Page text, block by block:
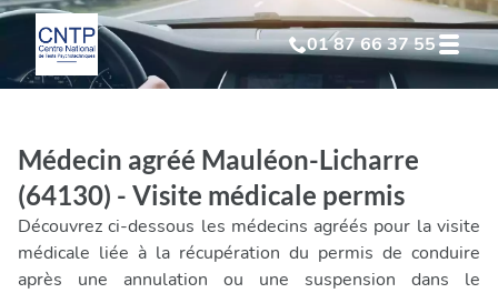
01 87 66 37 55
Test Psychotechniquesuite à annulation
Test Psychotechniquesuite à invalidation
Médecin agréé Mauléon-Licharre
(64130) - Visite médicale permis
Découvrez ci-dessous les médecins agréés pour la visite
médicale liée à la récupération du permis de conduire
après une annulation ou une suspension dans le